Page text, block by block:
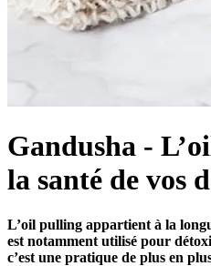
Gandusha -
la santé de vos
L’oil pulling appartient à la
est notamment utilisé pour
c’est une pratique de plus en